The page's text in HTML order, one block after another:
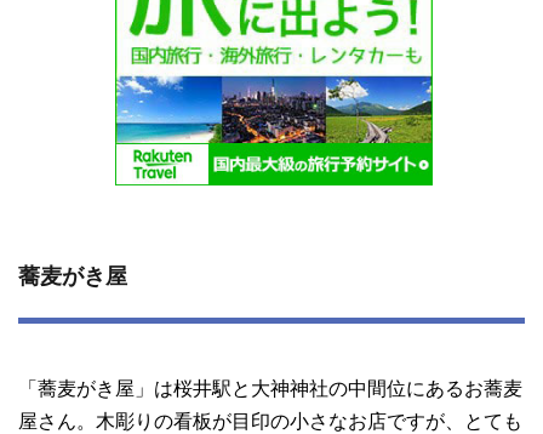
蕎麦がき屋
「蕎麦がき屋」は桜井駅と大神神社の中間位にあるお蕎麦
屋さん。木彫りの看板が目印の小さなお店ですが、とても